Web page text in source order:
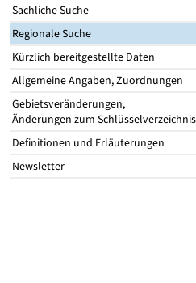
Sachliche Suche
Regionale Suche
Kürzlich bereitgestellte Daten
Allgemeine Angaben, Zuordnungen
Gebietsveränderungen,
Änderungen zum Schlüsselverzeichnis
Definitionen und Erläuterungen
Newsletter